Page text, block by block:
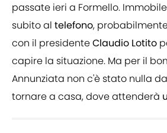
passate ieri a Formello.
subito al telefono,
con il presidenteClaudio Lotito
capire la situazione. Ma per il
Annunziata non c'è stato nulla
tornare a casa, dove attenderà